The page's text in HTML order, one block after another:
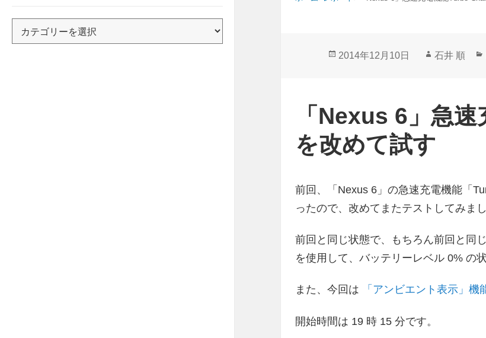
投
2014年12月10日
作
石井 順
「Nexus 6」急
を改めて試す
前回、「Nexus 6」の急速充電機能「
ったので、改めてまたテストしてみまし
前回と同じ状態で、もちろん前回と同
を使用して、バッテリーレベル 0% の
また、今回は 「アンビエント表示」機
開始時間は 19 時 15 分です。